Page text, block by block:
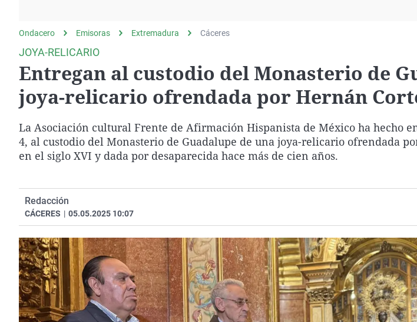
gato
Operación Viuda
Negra
Navarra
Ondacero Emisoras Extremadura Cáceres
JOYA-RELICARIO
Entregan al custodio del Monasterio de
joya-relicario ofrendada por Hernán
La Asociación cultural Frente de Afirmación Hispanista de México ha hecho
4, al custodio del Monasterio de Guadalupe de una joya-relicario ofrendada
en el siglo XVI y dada por desaparecida hace más de cien años.
Redacción
CÁCERES | 05.05.2025 10:07